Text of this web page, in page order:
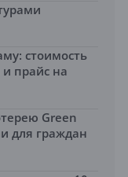
стоимость
прайс на
Green
для граждан